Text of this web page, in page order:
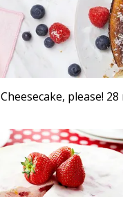
Cheesecake, please!